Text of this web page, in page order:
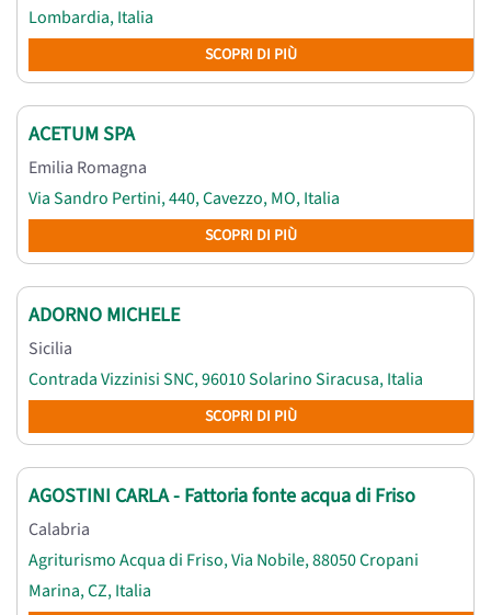
Lombardia, Italia
SCOPRI DI PIÙ
ACETUM SPA
Emilia Romagna
Via Sandro Pertini, 440, Cavezzo, MO, Italia
SCOPRI DI PIÙ
ADORNO MICHELE
Sicilia
Contrada Vizzinisi SNC, 96010 Solarino Siracusa, Italia
SCOPRI DI PIÙ
AGOSTINI CARLA - Fattoria fonte acqua di Friso
Calabria
Agriturismo Acqua di Friso, Via Nobile, 88050 Cropani
Marina, CZ, Italia